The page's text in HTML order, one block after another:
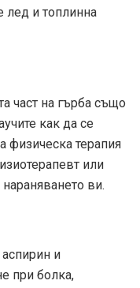
лед и топлинна
част на гърба също
как да се
физическа терапия
или
ви.
аспирин и
при болка,